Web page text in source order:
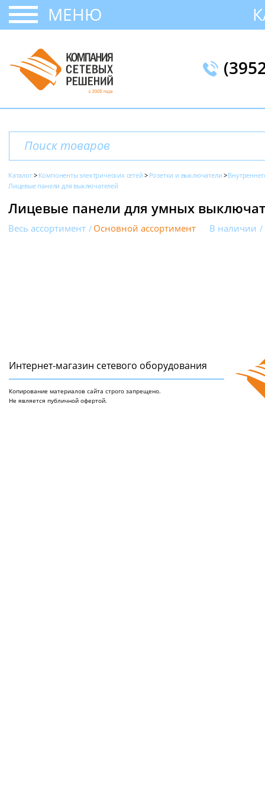
МЕНЮ
Каталог Компоненты электрических сетей Розетки и выключатели
Лицевые панели для выключателей
Лицевые панели для умных
Весь ассортимент Основной ассортимент В наличии
Интернет-магазин сетeвого оборудования
Копирование материалов сайта строго запрещено.
Не является публичной офертой.